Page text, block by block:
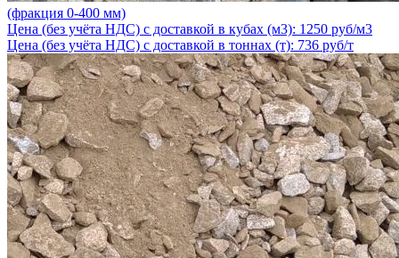
(фракция 0-400 мм)
Цена (без учёта НДС) с доставкой в кубах (м3): 1250 руб/м3
Цена (без учёта НДС) с доставкой в тоннах (т): 736 руб/т